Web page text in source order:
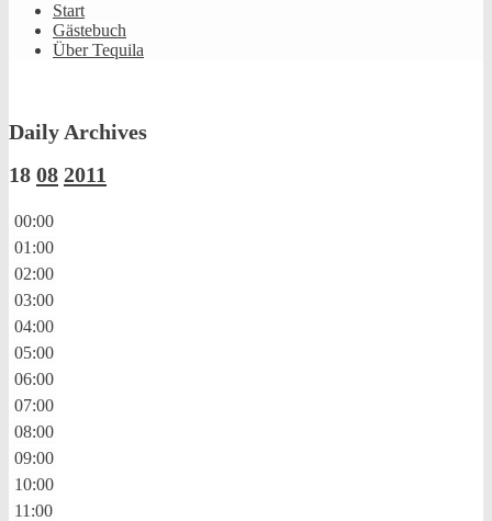
Start
Gästebuch
Über Tequila
Daily Archives
18 08 2011
00:00
01:00
02:00
03:00
04:00
05:00
06:00
07:00
08:00
09:00
10:00
11:00